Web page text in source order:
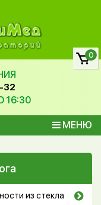
32
16:30
МЕНЮ
0
из стекла